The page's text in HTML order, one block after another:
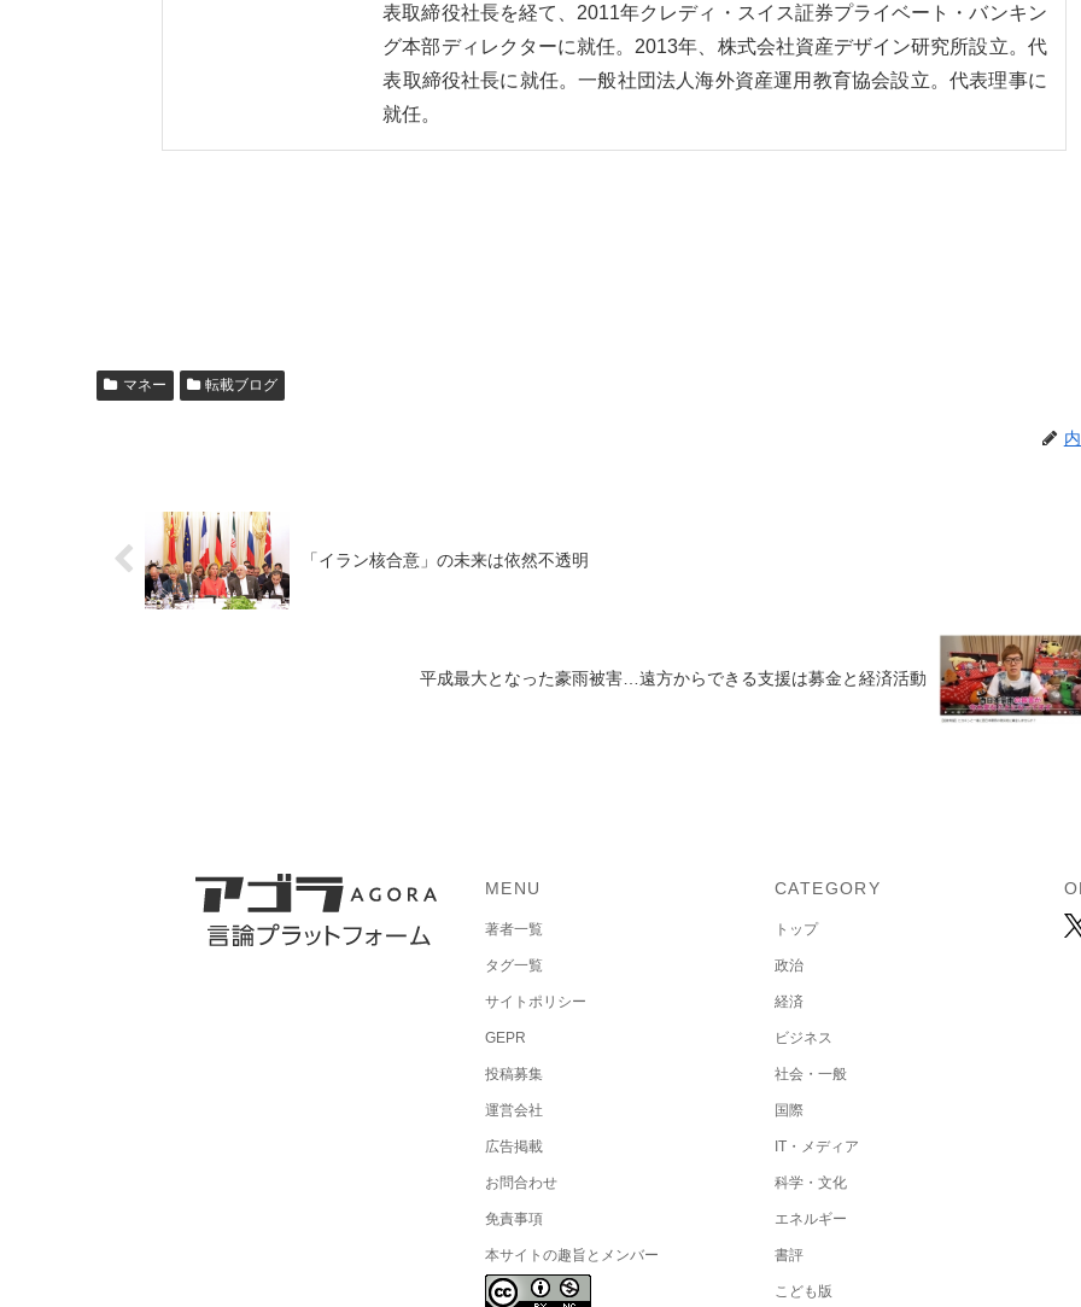
表取締役社長を経て、2011年クレディ・スイス証券プライベート・バンキン
グ本部ディレクターに就任。2013年、株式会社資産デザイン研究所設立。代
表取締役社長に就任。一般社団法人海外資産運用教育協会設立。代表理事に
就任。
マネー 転載ブログ
「イラン核合意」の未来は依然不透明
平成最大となった豪雨被害…遠方からできる支援は募金と経済活動
MENU
著者一覧
タグ一覧
サイトポリシー
GEPR
投稿募集
運営会社
広告掲載
お問合わせ
免責事項
本サイトの趣旨とメンバー
CATEGORY
トップ
政治
経済
ビジネス
社会・一般
国際
IT・メディア
科学・文化
エネルギー
書評
こども版